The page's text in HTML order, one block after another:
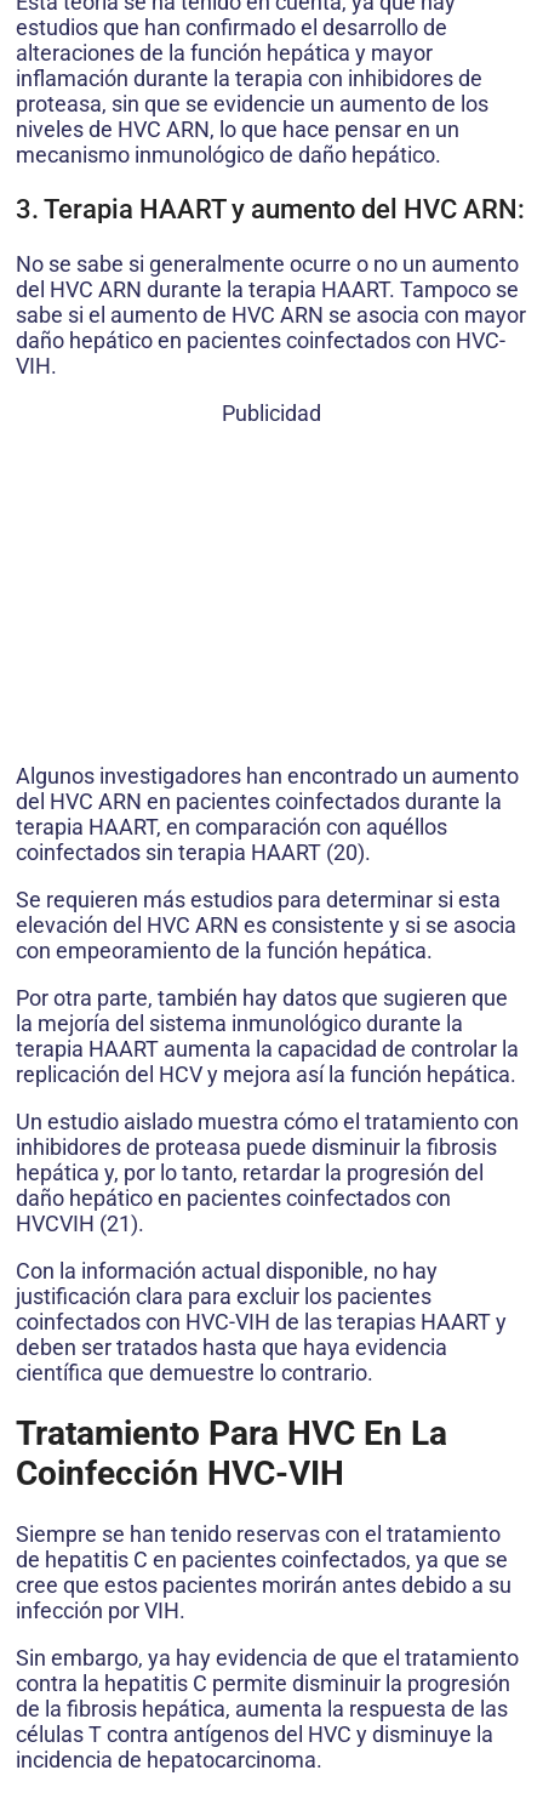
estudios que han confirmado el desarrollo de
alteraciones de la función hepática y mayor
inflamación durante la terapia con inhibidores de
proteasa, sin que se evidencie un aumento de los
niveles de HVC ARN, lo que hace pensar en un
mecanismo inmunológico de daño hepático.
3. Terapia HAART y aumento del HVC ARN:
No se sabe si generalmente ocurre o no un aumento
del HVC ARN durante la terapia HAART. Tampoco se
sabe si el aumento de HVC ARN se asocia con mayor
daño hepático en pacientes coinfectados con HVC-
VIH.
Publicidad
Algunos investigadores han encontrado un aumento
del HVC ARN en pacientes coinfectados durante la
terapia HAART, en comparación con aquéllos
coinfectados sin terapia HAART (20).
Se requieren más estudios para determinar si esta
elevación del HVC ARN es consistente y si se asocia
con empeoramiento de la función hepática.
Por otra parte, también hay datos que sugieren que
la mejoría del sistema inmunológico durante la
terapia HAART aumenta la capacidad de controlar la
replicación del HCV y mejora así la función hepática.
Un estudio aislado muestra cómo el tratamiento con
inhibidores de proteasa puede disminuir la fibrosis
hepática y, por lo tanto, retardar la progresión del
daño hepático en pacientes coinfectados con
HVCVIH (21).
Con la información actual disponible, no hay
justificación clara para excluir los pacientes
coinfectados con HVC-VIH de las terapias HAART y
deben ser tratados hasta que haya evidencia
científica que demuestre lo contrario.
Tratamiento Para HVC En La
Coinfección HVC-VIH
Siempre se han tenido reservas con el tratamiento
de hepatitis C en pacientes coinfectados, ya que se
cree que estos pacientes morirán antes debido a su
infección por VIH.
Sin embargo, ya hay evidencia de que el tratamiento
contra la hepatitis C permite disminuir la progresión
de la fibrosis hepática, aumenta la respuesta de las
células T contra antígenos del HVC y disminuye la
incidencia de hepatocarcinoma.